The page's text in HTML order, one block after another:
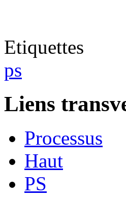
Etiquettes
ps
Liens
Processus
Haut
PS